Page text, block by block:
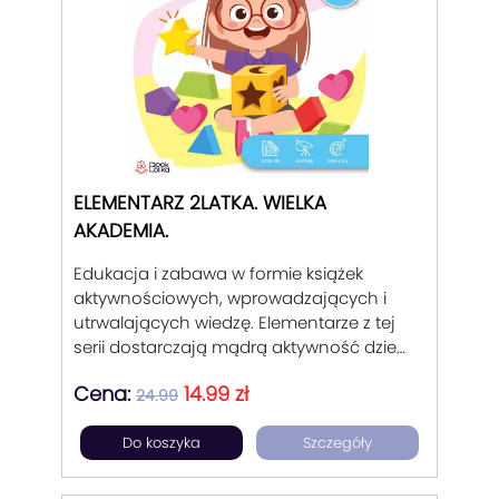
ELEMENTARZ 2LATKA. WIELKA
AKADEMIA.
Edukacja i zabawa w formie książek
aktywnościowych, wprowadzających i
utrwalających wiedzę. Elementarze z tej
serii dostarczają mądrą aktywność dzieci
rodziców w motywowaniu dziecka do
poznawania, sprawdzania,
odpowiadania na pytania. Pomoc dla
pociech i radosnego przygotowaniu ich
Cena: 24.99 14.99 zł
Do koszyka Szczegóły